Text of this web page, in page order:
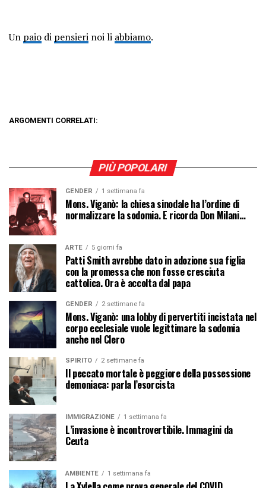
Un paio di pensieri noi li abbiamo.
ARGOMENTI CORRELATI:
PIÙ POPOLARI
GENDER 1 settimana fa
Mons. Viganò: la chiesa sinodale ha l’ordine di
normalizzare la sodomia. E ricorda Don Milani…
ARTE 5 giorni fa
Patti Smith avrebbe dato in adozione sua figlia
con la promessa che non fosse cresciuta
cattolica. Ora è accolta dal papa
GENDER 2 settimane fa
Mons. Viganò: una lobby di pervertiti incistata nel
corpo ecclesiale vuole legittimare la sodomia
anche nel Clero
SPIRITO 2 settimane fa
Il peccato mortale è peggiore della possessione
demoniaca: parla l’esorcista
IMMIGRAZIONE 1 settimana fa
L’invasione è incontrovertibile. Immagini da
Ceuta
AMBIENTE 1 settimana fa